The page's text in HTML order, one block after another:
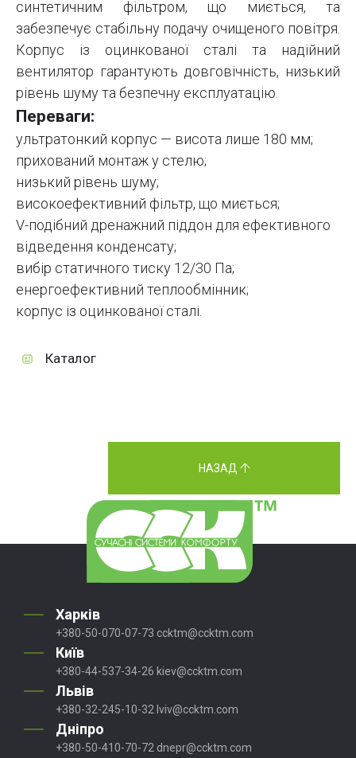
синтетичним фільтром, що миється, та
забезпечує стабільну подачу очищеного повітря.
Корпус із оцинкованої сталі та надійний
вентилятор гарантують довговічність, низький
рівень шуму та безпечну експлуатацію.
Переваги:
ультратонкий корпус — висота лише 180 мм;
прихований монтаж у стелю;
низький рівень шуму;
високоефективний фільтр, що миється;
V-подібний дренажний піддон для ефективного
відведення конденсату;
вибір статичного тиску 12/30 Па;
енергоефективний теплообмінник;
корпус із оцинкованої сталі.
Каталог
НАЗАД
Харків
+380-50-070-07-73 ccktm@ccktm.com
Київ
+380-44-537-34-26 kiev@ccktm.com
Львів
+380-32-245-10-32 lviv@ccktm.com
Дніпро
+380-50-410-70-72 dnepr@ccktm.com